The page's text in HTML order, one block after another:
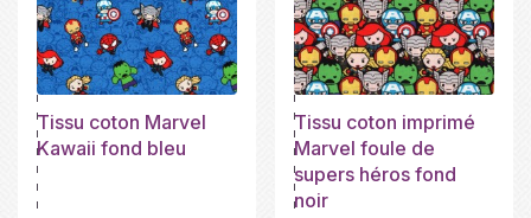
Tissu coton Marvel
Kawaii fond bleu
Tissu coton imprimé
Marvel foule de
supers héros fond
noir